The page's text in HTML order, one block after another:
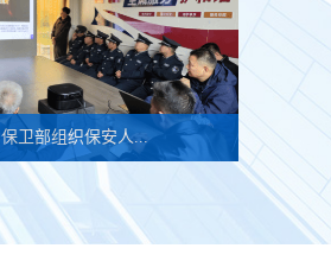
保卫部组织保安人...